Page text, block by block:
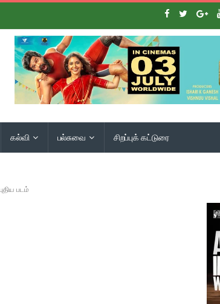
கல்வி பல்சுவை சிறப்புக் கட்டுரை
படம்